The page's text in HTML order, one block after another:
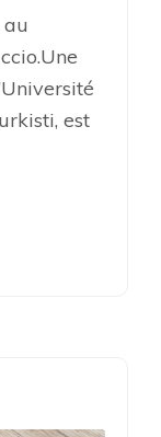
au
est